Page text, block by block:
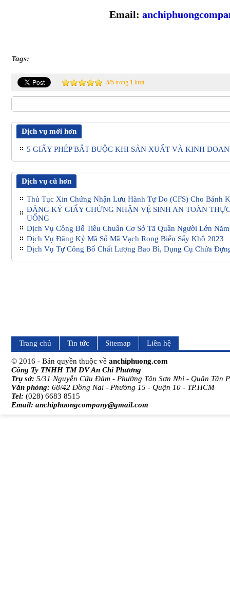
Email:
Tags:
5/5 trong 1 lượt
Dịch vụ mới hơn
5 GIẤY PHÉP BẮT BUỘC KHI SẢN XUẤT VÀ KINH
Dịch vụ cũ hơn
Thủ Tục Xin Chứng Nhận Lưu Hành Tự Do (CFS) Cho Bánh
ĐĂNG KÝ GIẤY CHỨNG NHẬN VỆ SINH AN TOÀN
UỐNG
Dịch Vụ Công Bố Tiêu Chuẩn Cơ Sở Tã Quần Người Lớn
Dịch Vụ Đăng Ký Mã Số Mã Vạch Rong Biển Sấy Khô 2023
Dịch Vụ Tự Công Bố Chất Lượng Bao Bì, Dụng Cụ Chứa
Trang chủ Tin tức Sitemap Liên hệ
© 2016 - Bản quyền thuộc về anchiphuong.com
Công Ty TNHH TM DV An Chi Phương
Trụ sở: 5/31 Nguyễn Cửu Đàm - Phường Tân Sơn Nhì - Quận Tân
Văn phòng: 68/42 Đồng Nai - Phường 15 - Quận 10 - TP.HCM
Tel: (028) 6683 8515
Email: anchiphuongcompany@gmail.com